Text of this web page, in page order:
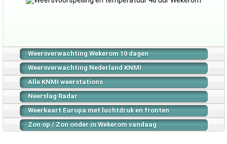
Weersverwachting Wekerom 10 dagen
Weersverwachting Nederland KNMI
Alle KNMI weerstations
Neerslag Radar
Weerkaart Europa met luchtdruk en fronten
Zon op / Zon onder in Wekerom vandaag